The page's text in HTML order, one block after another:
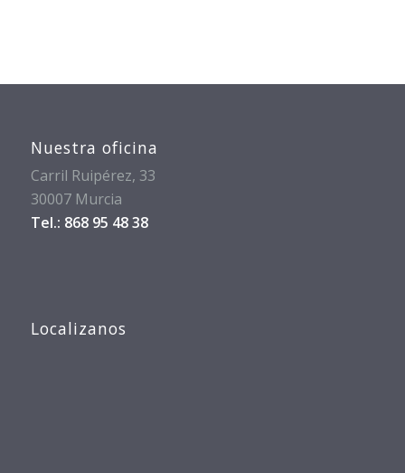
Nuestra oficina
Carril Ruipérez, 33
30007 Murcia
Tel.: 868 95 48 38
Localizanos